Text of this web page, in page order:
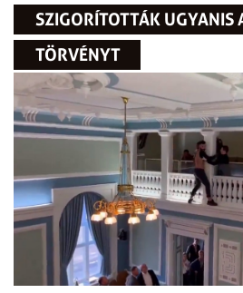
SZIGORÍTOTTÁK UGYANIS
TÖRVÉNYT